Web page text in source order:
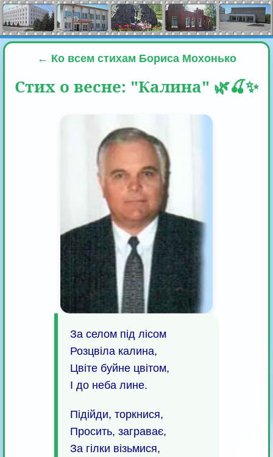
← Ко всем стихам Бориса Мохонько
Стих о весне: "Калина" 🌿🍒✨
За селом під лісом
Розцвіла калина,
Цвіте буйне цвітом,
І до неба лине.
Підійди, торкнися,
Просить, заграває,
За гілки візьмися,